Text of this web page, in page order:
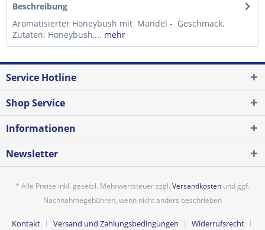
Beschreibung
Aromatisierter Honeybush mit Mandel - Geschmack.
Zutaten: Honeybush,... mehr
Service Hotline
Shop Service
Informationen
Newsletter
* Alle Preise inkl. gesetzl. Mehrwertsteuer zzgl. Versandkosten und ggf.
Nachnahmegebühren, wenn nicht anders beschrieben
Kontakt Versand und Zahlungsbedingungen Widerrufsrecht